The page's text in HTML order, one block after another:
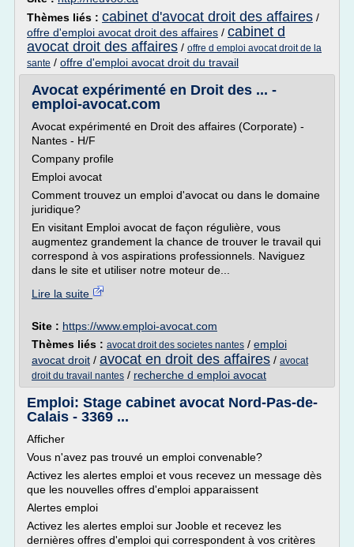
Thèmes liés : cabinet d'avocat droit des affaires /
offre d'emploi avocat droit des affaires / cabinet d
avocat droit des affaires / offre d emploi avocat droit de la
sante / offre d'emploi avocat droit du travail
Avocat expérimenté en Droit des ... -
emploi-avocat.com
Avocat expérimenté en Droit des affaires (Corporate) -
Nantes - H/F
Company profile
Emploi avocat
Comment trouvez un emploi d'avocat ou dans le domaine
juridique?
En visitant Emploi avocat de façon régulière, vous
augmentez grandement la chance de trouver le travail qui
correspond à vos aspirations professionnels. Naviguez
dans le site et utiliser notre moteur de...
Lire la suite
Site : https://www.emploi-avocat.com
Thèmes liés : avocat droit des societes nantes / emploi
avocat droit / avocat en droit des affaires / avocat
droit du travail nantes / recherche d emploi avocat
Emploi: Stage cabinet avocat Nord-Pas-de-
Calais - 3369 ...
Afficher
Vous n'avez pas trouvé un emploi convenable?
Activez les alertes emploi et vous recevez un message dès
que les nouvelles offres d'emploi apparaissent
Alertes emploi
Activez les alertes emploi sur Jooble et recevez les
dernières offres d'emploi qui correspondent à vos critères